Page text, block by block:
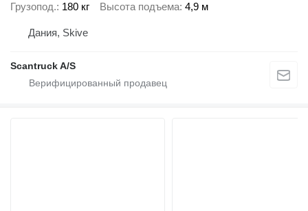
Грузопод. 180 кг Высота подъема 4,9 м
Дания, Skive
Scantruck A/S